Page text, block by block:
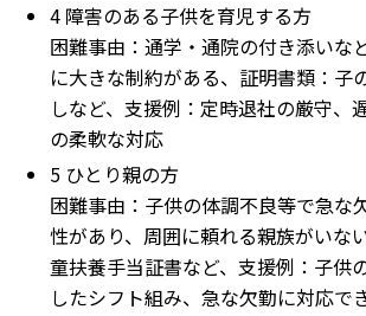
4 障害のある子供を育児する方
困難事由：通学・通院の付き添いな
に大きな制約がある、証明書類：子
しなど、支援例：定時退社の厳守、
の柔軟な対応
5 ひとり親の方
困難事由：子供の体調不良等で急な
性があり、周囲に頼れる親族がいな
童扶養手当証書など、支援例：子供
したシフト組み、急な欠勤に対応で